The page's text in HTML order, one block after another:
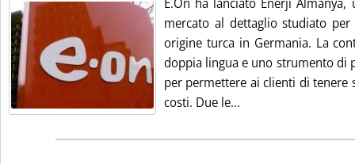
mercato al dettaglio studiato
origine turca in Germania. La
doppia lingua e uno strumento di
per permettere ai clienti di
costi. Due le...